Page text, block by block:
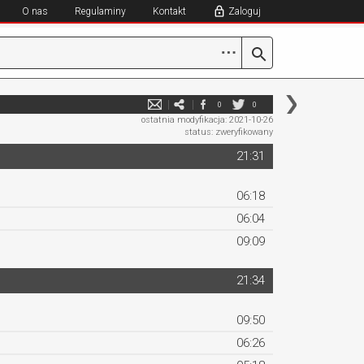
O nas Regulaminy Kontakt Zaloguj
⋯
0 0
ostatnia modyfikacja: 2021-10-26
status: zweryfikowany
21:31
06:18
06:04
09:09
21:34
09:50
06:26